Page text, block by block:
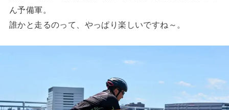
ん予備軍。
誰かと走るのって、やっぱり楽しいですね～。